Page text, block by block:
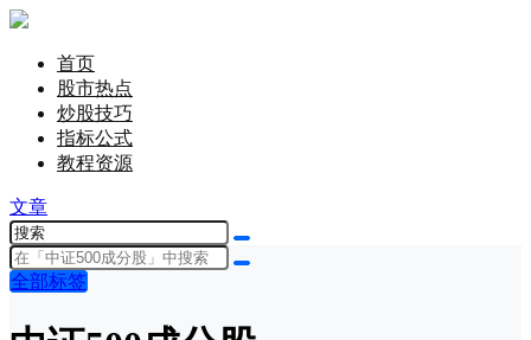
首页
股市热点
炒股技巧
指标公式
教程资源
文章
全部标签